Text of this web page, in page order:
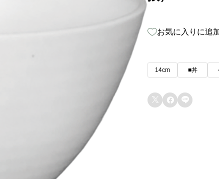
お気に入りに追
14cm ■丼
  